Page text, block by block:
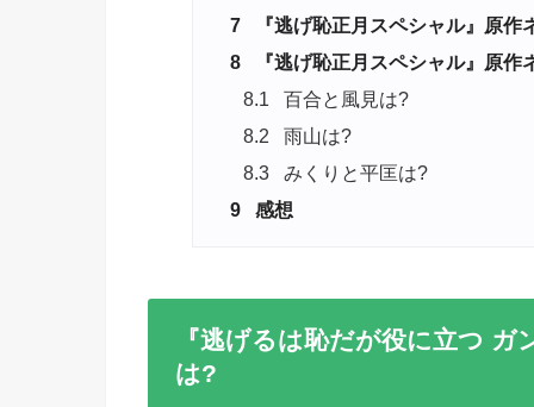
7
『逃げ恥正月スペシャル』原
8
『逃げ恥正月スペシャル』原
8.1
百合と風見は?
8.2
雨山は?
8.3
みくりと平匡は?
9
感想
『逃げるは恥だが役に立つ
は?